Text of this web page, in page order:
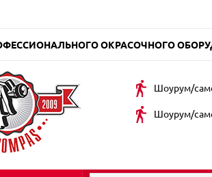
ОКРАСОЧНОГО
Шоурум/
Шоурум/